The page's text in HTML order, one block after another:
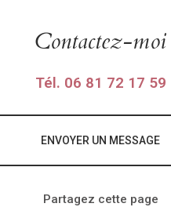
Contactez-moi
Tél. 06 81 72 17 59
ENVOYER UN MESSAGE
Partagez cette page